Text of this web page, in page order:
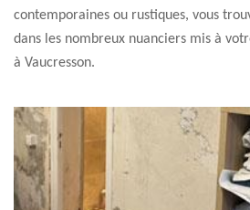
contemporaines ou rustiques, vous
dans les nombreux nuanciers mis à
à Vaucresson.